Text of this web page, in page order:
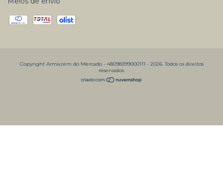
Copyright Armazém do Mercado - 48098399000111 - 2026. Todos os direitos
reservados.